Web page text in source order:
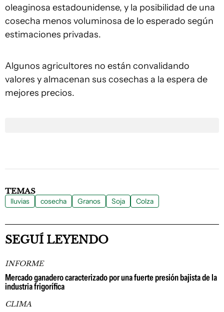
oleaginosa estadounidense, y la posibilidad de una
cosecha menos voluminosa de lo esperado según
estimaciones privadas.
Algunos agricultores no están convalidando
valores y almacenan sus cosechas a la espera de
mejores precios.
TEMAS
lluvias cosecha Granos Soja Colza
SEGUÍ LEYENDO
INFORME
Mercado ganadero caracterizado por una fuerte presión bajista de la
industria frigorífica
CLIMA